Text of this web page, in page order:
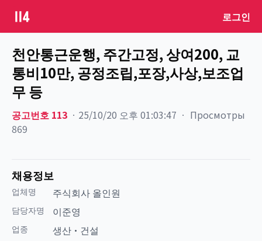
로그인
천안통근운행, 주간고정, 상여200, 교
통비10만, 공정조립,포장,사상,보조업
무 등
공고번호 113 ㆍ 25/10/20 오후 01:03:47 ㆍ Просмотры
869
채용정보
업체명 주식회사 올인원
담당자명 이준영
업종 생산·건설